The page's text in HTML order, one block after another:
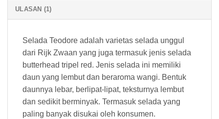
ULASAN (1)
Selada Teodore adalah varietas selada unggul
dari Rijk Zwaan yang juga termasuk jenis selada
butterhead tripel red. Jenis selada ini memiliki
daun yang lembut dan beraroma wangi. Bentuk
daunnya lebar, berlipat-lipat, teksturnya lembut
dan sedikit berminyak. Termasuk selada yang
paling banyak disukai oleh konsumen.